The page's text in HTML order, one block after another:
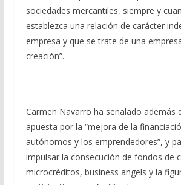
sociedades mercantiles, siempre y
establezca una relación de carácter
empresa y que se trate de una
creación”.
Carmen Navarro ha señalado además
apuesta por la “mejora de la
autónomos y los emprendedores”, y
impulsar la consecución de fondos de
microcréditos, business angels y la